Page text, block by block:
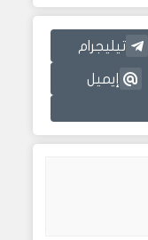
تيليجرام
إيميل